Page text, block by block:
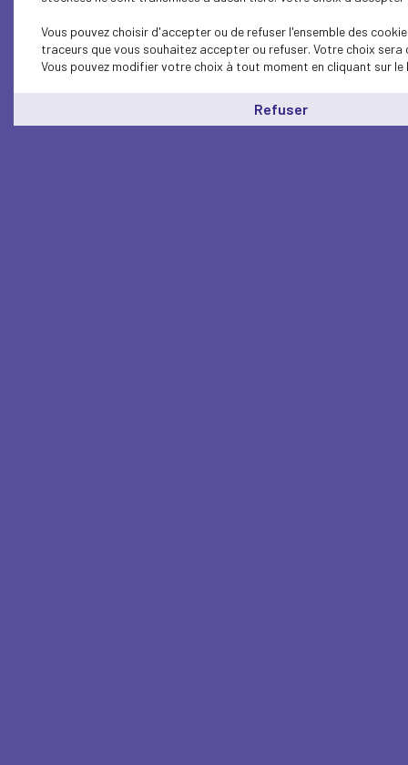
Vous pouvez choisir d'accepter ou de refuser l'ensemble des
traceurs que vous souhaitez accepter ou refuser. Votre choix
Vous pouvez modifier votre choix à tout moment en cliquant sur le
Refuser